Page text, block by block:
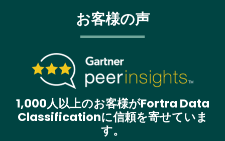
お客様の声
1,000人以上のお客様がFortra Data
Classificationに信頼を寄せていま
す。